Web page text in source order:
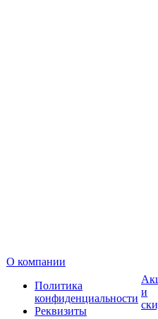
О компании
Политика
конфиденциальности
Реквизиты
и